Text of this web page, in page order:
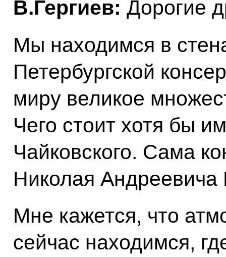
В.Гергиев: Дорогие
Мы находимся в
Петербургской
миру великое
Чего стоит хотя бы
Чайковского. Сама
Николая Андреевича
Мне кажется, что
сейчас находимся,